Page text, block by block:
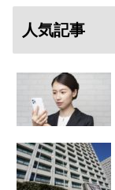
人気記事